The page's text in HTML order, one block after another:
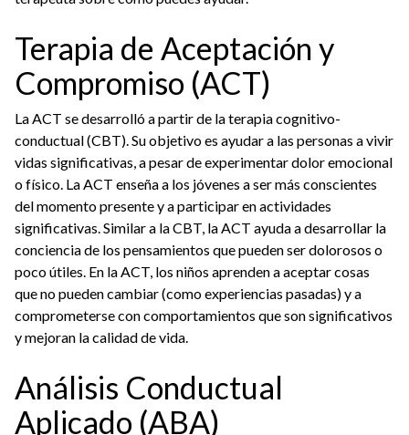
Terapia de Aceptación y
Compromiso (ACT)
La ACT se desarrolló a partir de la terapia cognitivo-
conductual (CBT). Su objetivo es ayudar a las personas a vivir
vidas significativas, a pesar de experimentar dolor emocional
o físico. La ACT enseña a los jóvenes a ser más conscientes
del momento presente y a participar en actividades
significativas. Similar a la CBT, la ACT ayuda a desarrollar la
conciencia de los pensamientos que pueden ser dolorosos o
poco útiles. En la ACT, los niños aprenden a aceptar cosas
que no pueden cambiar (como experiencias pasadas) y a
comprometerse con comportamientos que son significativos
y mejoran la calidad de vida.
Análisis Conductual
Aplicado (ABA)